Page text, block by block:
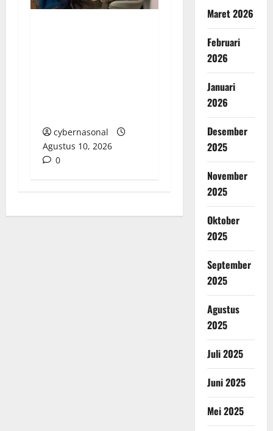
cybernasonal
Agustus 10, 2026
0
Maret 2026
Februari
2026
Januari
2026
Desember
2025
November
2025
Oktober
2025
September
2025
Agustus
2025
Juli 2025
Juni 2025
Mei 2025